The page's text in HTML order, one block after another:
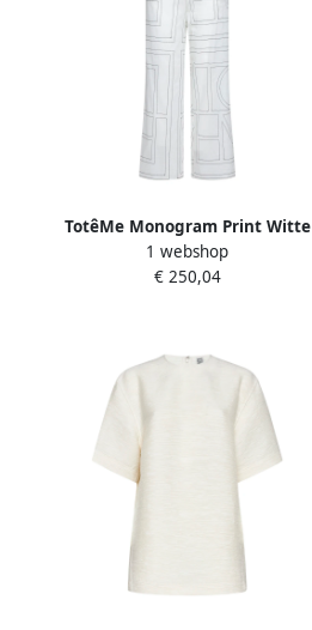
TotêMe Monogram Print Witte
Pyjamabroek White Dames
1 webshop
€ 250,04